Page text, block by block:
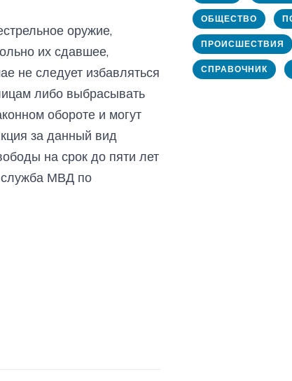
оружие,
их сдавшее,
не следует избавляться
либо выбрасывать
обороте и могут
за данный вид
на срок до пяти лет
служба МВД по
ОБЩЕСТВО
ПРОИСШЕСТВИЯ
СПРАВОЧНИК